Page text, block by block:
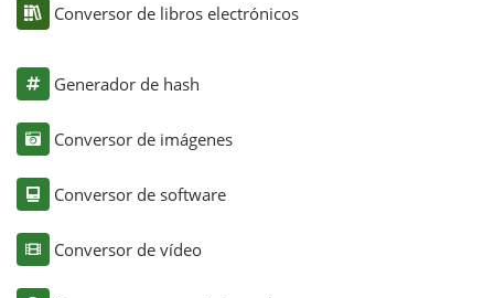
Conversor de libros electrónicos
Generador de hash
Conversor de imágenes
Conversor de software
Conversor de vídeo